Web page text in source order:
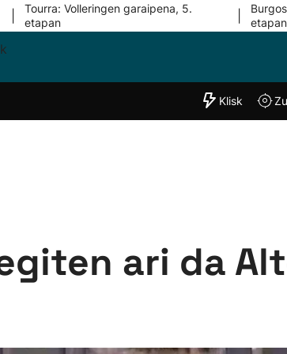
Tourra: Volleringen garaipena, 5.
etapan
etapan
"Helmuga"
Klisk
ari da